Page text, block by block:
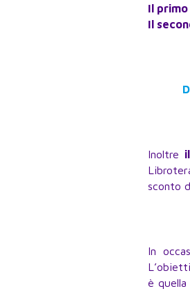
Il primo
Il
Inoltre
sconto
In
è